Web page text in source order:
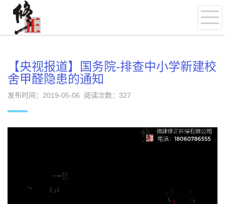
【央视报道】国务院-排查中小学新建校
舍甲醛隐患的通知
发布时间：2019-05-06 阅读次数： 327